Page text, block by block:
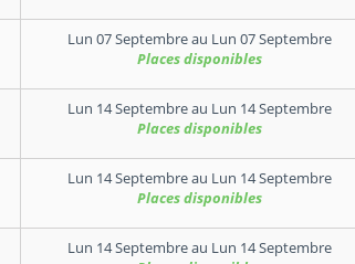
Lun 07 Septembreau Lun 07 Septembre
Places disponibles
Lun 14 Septembreau Lun 14 Septembre
Places disponibles
Lun 14 Septembreau Lun 14 Septembre
Places disponibles
Lun 14 Septembreau Lun 14 Septembre